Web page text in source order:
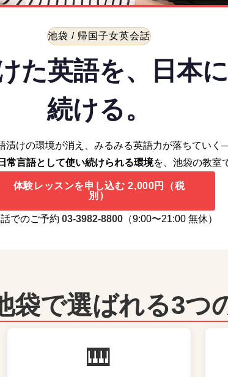
池袋 / 帰国子女英会話
た英語を、日本
続ける。
漬けの環境が消え、みるみる英語力が落ちていく
常言語として使い続けられる環境を、池袋の教室
体験レッスンを申し込む 2,000円（税
別）
でのご予約 03-3982-8800（9:00〜21:00 無休）
袋で選ばれる3つ
🎹